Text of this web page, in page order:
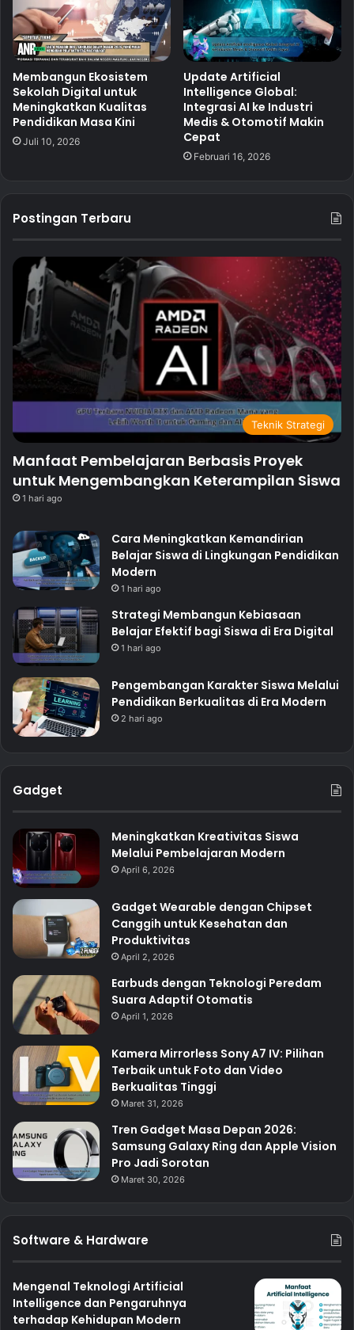
Membangun Ekosistem
Sekolah Digital untuk
Meningkatkan Kualitas
Pendidikan Masa Kini
Juli 10, 2026
Update Artificial
Intelligence Global:
Integrasi AI ke Industri
Medis & Otomotif Makin
Cepat
Februari 16, 2026
Postingan Terbaru
Teknik Strategi
Manfaat Pembelajaran Berbasis Proyek
untuk Mengembangkan Keterampilan Siswa
1 hari ago
Cara Meningkatkan Kemandirian
Belajar Siswa di Lingkungan Pendidikan
Modern
1 hari ago
Strategi Membangun Kebiasaan
Belajar Efektif bagi Siswa di Era Digital
1 hari ago
Pengembangan Karakter Siswa Melalui
Pendidikan Berkualitas di Era Modern
2 hari ago
Gadget
Meningkatkan Kreativitas Siswa
Melalui Pembelajaran Modern
April 6, 2026
Gadget Wearable dengan Chipset
Canggih untuk Kesehatan dan
Produktivitas
April 2, 2026
Earbuds dengan Teknologi Peredam
Suara Adaptif Otomatis
April 1, 2026
Kamera Mirrorless Sony A7 IV: Pilihan
Terbaik untuk Foto dan Video
Berkualitas Tinggi
Maret 31, 2026
Tren Gadget Masa Depan 2026:
Samsung Galaxy Ring dan Apple Vision
Pro Jadi Sorotan
Maret 30, 2026
Software & Hardware
Mengenal Teknologi Artificial
Intelligence dan Pengaruhnya
terhadap Kehidupan Modern